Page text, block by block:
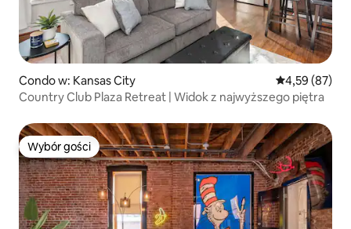
Condo w: Kansas City Średnia
4,59 (87)
Country Club Plaza Retreat | Widok z najwyższego piętra
Wybór gości
Wybór gości